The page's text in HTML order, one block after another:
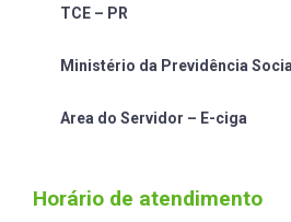
TCE – PR
Ministério da Previdência
Area do Servidor – E-ciga
Horário de atendimento